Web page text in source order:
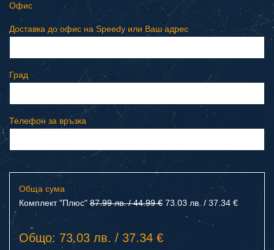
Офис
Доставка до офис на Speedy или Ваш адрес
Град
Телефон за връзка
Обща сума
Комплект "Плюс" 87.99 лв. / 44.99 € 73.03 лв. / 37.34 €
Общо: 73.03 лв. / 37.34 €